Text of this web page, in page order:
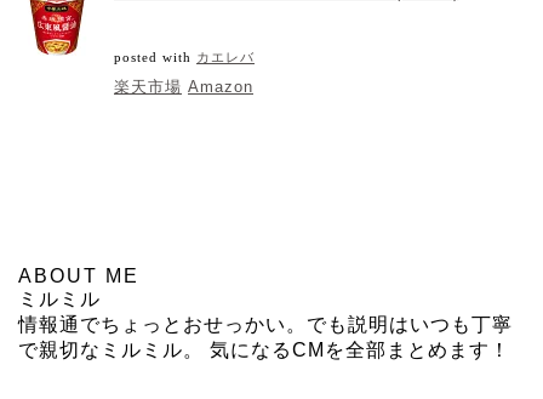
posted with カエレバ
楽天市場 Amazon
ABOUT ME
ミルミル
情報通でちょっとおせっかい。でも説明はいつも丁寧
で親切なミルミル。 気になるCMを全部まとめます！